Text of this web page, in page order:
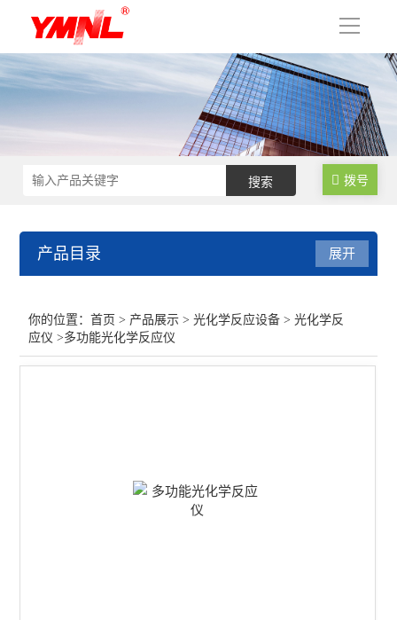
导
拨号
产品目录
超声波反应釜
展开
你的位置：首页 > 产品展示 >光化学反应设备 >光化学反
应仪 >多功能光化学反应仪